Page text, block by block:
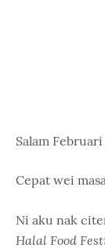
Salam Februari
Cepat wei
Ni aku nak
Halal Food